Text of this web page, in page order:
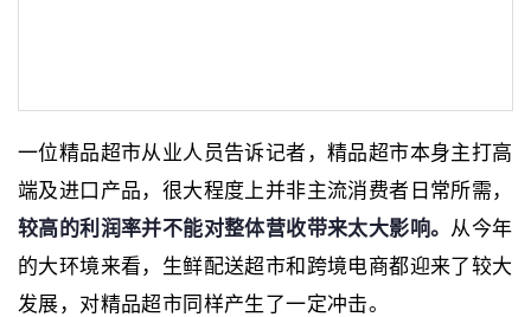
一位精品超市从业人员告诉记者，精品超市本身主打高
端及进口产品，很大程度上并非主流消费者日常所需，
较高的利润率并不能对整体营收带来太大影响。 从今年
的大环境来看，生鲜配送超市和跨境电商都迎来了较大
发展，对精品超市同样产生了一定冲击。